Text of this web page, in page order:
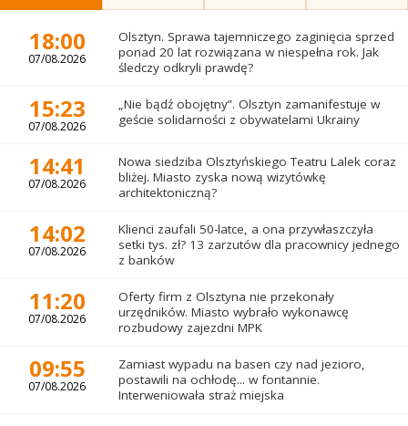
18:00
07/08.2026
Olsztyn. Sprawa tajemniczego zaginięcia sprzed
ponad 20 lat rozwiązana w niespełna rok. Jak
śledczy odkryli prawdę?
15:23
07/08.2026
„Nie bądź obojętny”. Olsztyn zamanifestuje w
geście solidarności z obywatelami Ukrainy
14:41
07/08.2026
Nowa siedziba Olsztyńskiego Teatru Lalek coraz
bliżej. Miasto zyska nową wizytówkę
architektoniczną?
14:02
07/08.2026
Klienci zaufali 50-latce, a ona przywłaszczyła
setki tys. zł? 13 zarzutów dla pracownicy jednego
z banków
11:20
07/08.2026
Oferty firm z Olsztyna nie przekonały
urzędników. Miasto wybrało wykonawcę
rozbudowy zajezdni MPK
09:55
07/08.2026
Zamiast wypadu na basen czy nad jezioro,
postawili na ochłodę... w fontannie.
Interweniowała straż miejska